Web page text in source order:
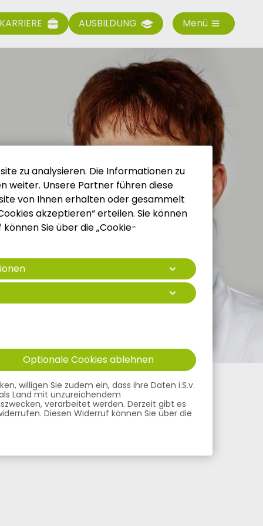
KARRIERE AUSBILDUNG Menü
zu analysieren. Die Informationen zu
weiter. Unsere Partner führen diese
von Ihnen erhalten oder gesammelt
akzeptieren“ erteilen. Sie können
Sie über die „Cookie-
Optionale Cookies ablehnen
willigen Sie zudem ein, dass ihre Daten i.S.v.
Land mit unzureichendem
verarbeitet werden. Derzeit gibt es
Diesen Widerruf können Sie über die